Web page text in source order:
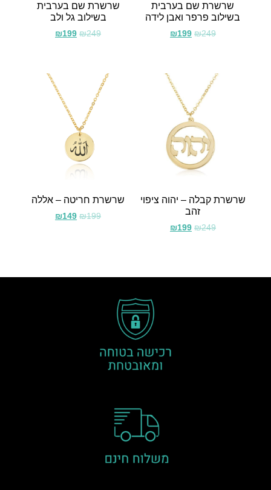
שרשרת שם בערבית
בשילוב פרפר ואבן לידה
₪249
₪199
שרשרת שם בערבית
בשילוב גל ולב
₪249
₪199
שרשרת קבלה – יהוה ציפוי
זהב
₪249
₪199
שרשרת חריטה – אללה
₪199
₪149